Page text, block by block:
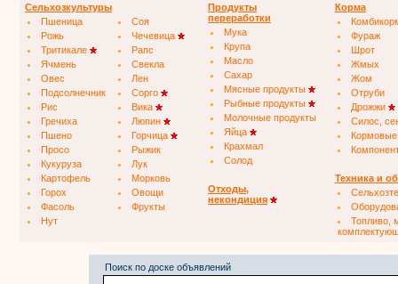
Сельхозкультуры
Пшеница
Соя
Рожь
Чечевица
Тритикале
Рапс
Ячмень
Свекла
Овес
Лен
Подсолнечник
Сорго
Рис
Вика
Гречиха
Люпин
Пшено
Горчица
Просо
Рыжик
Кукуруза
Лук
Картофель
Морковь
Горох
Овощи
Фасоль
Фрукты
Нут
Продукты
переработки
Мука
Крупа
Масло
Сахар
Мясные продукты
Рыбные продукты
Молочные продукты
Яйца
Крахмал
Солод
Отходы,
некондиция
Корма
Фураж
Шрот
Жмых
Жом
Отруби
Дрожжи
Силос,
Техника и
Топливо,
Поиск по доске объявлений